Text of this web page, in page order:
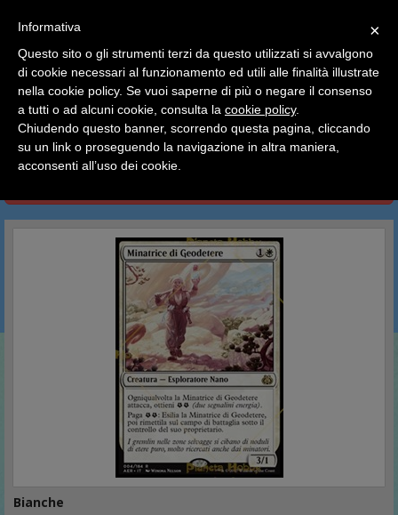
HOME Magic The Gathering
Carte Singole
Rivolta dell'Etere
Rivolta dell'Etere
Bianche
×
Ciao a tutti, il negozio sarà chiuso dal 9/08 al 24/08
compreso.
Tutti gli ordini effettuati dopo le 15:00 del 07/08 verranno
spediti a partire dal giorno 25/08.
Buone vacanze a tutti dallo staff di Pianeta Hobby
×
Informativa
Questo sito o gli strumenti terzi da questo utilizzati si avvalgono
di cookie necessari al funzionamento ed utili alle finalità illustrate
nella cookie policy. Se vuoi saperne di più o negare il consenso
a tutti o ad alcuni cookie, consulta la cookie policy.
Chiudendo questo banner, scorrendo questa pagina, cliccando
su un link o proseguendo la navigazione in altra maniera,
acconsenti all’uso dei cookie.